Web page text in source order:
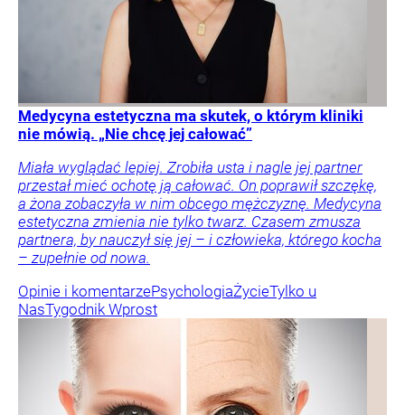
Medycyna estetyczna ma skutek, o którym kliniki
nie mówią. „Nie chcę jej całować”
Miała wyglądać lepiej. Zrobiła usta i nagle jej partner
przestał mieć ochotę ją całować. On poprawił szczękę,
a żona zobaczyła w nim obcego mężczyznę. Medycyna
estetyczna zmienia nie tylko twarz. Czasem zmusza
partnera, by nauczył się jej – i człowieka, którego kocha
– zupełnie od nowa.
Opinie i komentarzePsychologiaŻycieTylko u
NasTygodnik Wprost